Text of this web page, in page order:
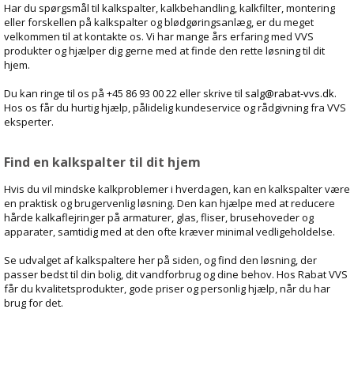
Har du spørgsmål til kalkspalter, kalkbehandling, kalkfilter, montering
eller forskellen på kalkspalter og blødgøringsanlæg, er du meget
velkommen til at kontakte os. Vi har mange års erfaring med VVS
produkter og hjælper dig gerne med at finde den rette løsning til dit
hjem.
Du kan ringe til os på +45 86 93 00 22 eller skrive til salg@rabat-vvs.dk.
Hos os får du hurtig hjælp, pålidelig kundeservice og rådgivning fra VVS
eksperter.
Find en kalkspalter til dit hjem
Hvis du vil mindske kalkproblemer i hverdagen, kan en kalkspalter være
en praktisk og brugervenlig løsning. Den kan hjælpe med at reducere
hårde kalkaflejringer på armaturer, glas, fliser, brusehoveder og
apparater, samtidig med at den ofte kræver minimal vedligeholdelse.
Se udvalget af kalkspaltere her på siden, og find den løsning, der
passer bedst til din bolig, dit vandforbrug og dine behov. Hos Rabat VVS
får du kvalitetsprodukter, gode priser og personlig hjælp, når du har
brug for det.